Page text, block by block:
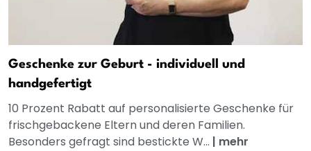
Geschenke zur Geburt - individuell und
handgefertigt
10 Prozent Rabatt auf personalisierte Geschenke für
frischgebackene Eltern und deren Familien.
Besonders gefragt sind bestickte W... | mehr